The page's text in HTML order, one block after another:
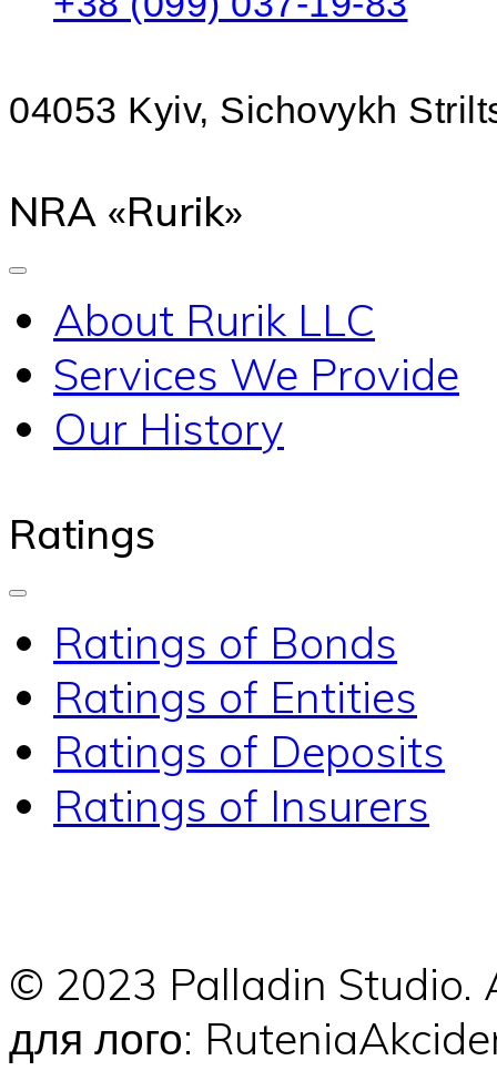
04053 Kyiv, Sichovykh
NRA «Rurik»
About Rurik LLC
Services We Provide
Our History
Ratings
Ratings of Bonds
Ratings of Entities
Ratings of Deposits
Ratings of Insurers
© 2023 Palladin
для лого: